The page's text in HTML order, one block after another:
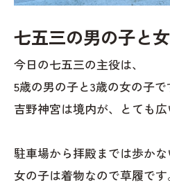
七五三の男の子と
今日の七五三の主役は、
5歳の男の子と3歳の女の子で
吉野神宮は境内が、とても広
駐車場から拝殿までは歩かな
女の子は着物なので草履です